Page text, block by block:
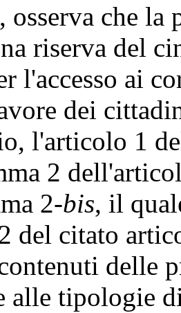
che la
riserva del
l'accesso ai
dei
l'articolo 1
2
2-bis, il
del citato
delle
alle tipologie